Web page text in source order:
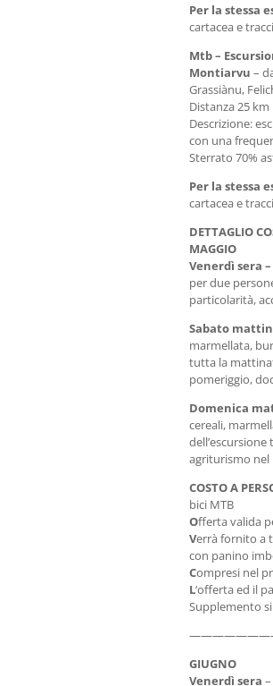
Per la stessa
cartacea e
Mtb –
Montiarvu –
Grassiànu,
Distanza 25
Descrizione:
con una
Sterrato 70%
Per la stessa
cartacea e
DETTAGLIO
MAGGIO
Venerdì sera
per due
particolarità,
Sabato
marmellata,
tutta la
pomeriggio,
Domenica
cereali,
agriturismo nel
COSTO A
bici MTB
Offerta valida
Verrà fornito a
con panino
Compresi nel
L‘offerta ed il
Supplemento
GIUGNO
Venerdì sera